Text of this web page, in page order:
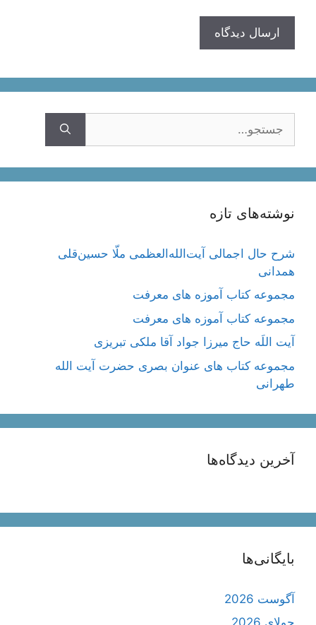
نوشته‌های تازه
شرح حال اجمالی آیت‌الله‌العظمی ملّا حسین‌قلی
همدانی
مجموعه کتاب آموزه های معرفت
مجموعه کتاب آموزه های معرفت
آیت اللَه حاج میرزا جواد آقا ملکی تبریزی
مجموعه کتاب های عنوان بصری حضرت آیت الله
طهرانی
آخرین دیدگاه‌ها
بایگانی‌ها
آگوست 2026
جولای 2026